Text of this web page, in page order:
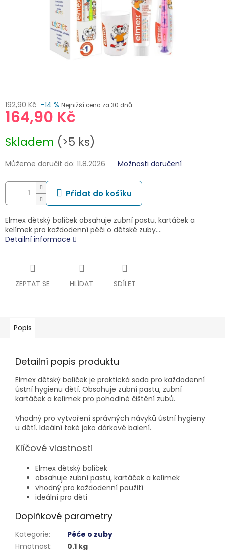
192,90 Kč –14 % Nejnižší cena za 30 dnů
164,90 Kč
cena:
Skladem (>5 ks)
Můžeme doručit do: 11.8.2026 Možnosti doručení
Přidat do košíku
Elmex dětský balíček obsahuje zubní pastu, kartáček a
kelímek pro každodenní péči o dětské zuby.…
Detailní informace
ZEPTAT SE HLÍDAT SDÍLET
Popis
Detailní popis produktu
Elmex dětský balíček je praktická sada pro každodenní
ústní hygienu dětí. Obsahuje zubní pastu, zubní
kartáček a kelímek pro pohodlné čištění zubů.
Vhodný pro vytvoření správných návyků ústní hygieny
u dětí. Ideální také jako dárkové balení.
Klíčové vlastnosti
Elmex dětský balíček
obsahuje zubní pastu, kartáček a kelímek
vhodný pro každodenní použití
ideální pro děti
Doplňkové parametry
Kategorie:
Péče o zuby
Hmotnost:
0.1 kg